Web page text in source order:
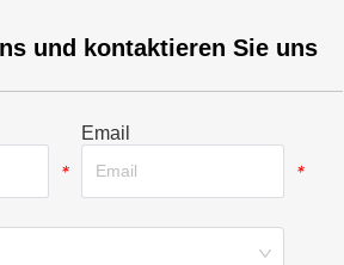
und kontaktieren Sie uns
*
Email
*